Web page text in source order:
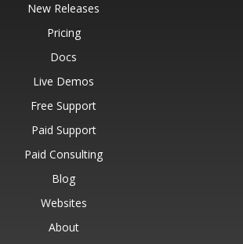
New Releases
Pricing
Docs
Live Demos
Free Support
Paid Support
Paid Consulting
Blog
Websites
About